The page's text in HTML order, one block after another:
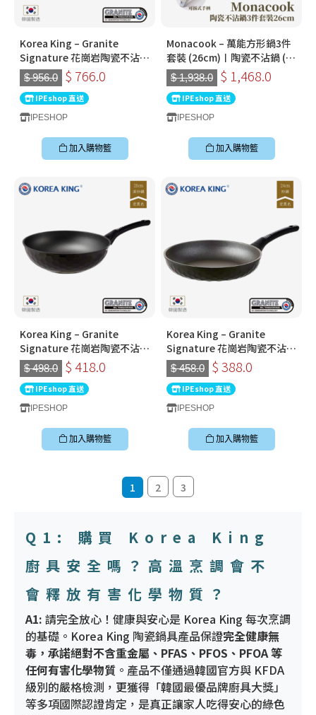
Korea King – Granite
Signature 花崗岩陶瓷不沾鍋
套裝〡28cm 深炒鍋 + 24cm
平底鍋〡經典炭黑色
$ 956.0 $ 766.0
IPEshop 直送
IPESHOP
加入購物籃
Monacook – 萬能方形鍋3件
套裝 (26cm)〡陶瓷不沾鍋 (米
白色) | 韓國製可拆式手柄鍋
$ 1,938.0 $ 1,468.0
IPEshop 直送
IPESHOP
加入購物籃
Korea King – Granite
Signature 花崗岩陶瓷不沾鍋
〡28cm深炒鍋 〡經典炭黑色
〡韓國製易潔鑊
$ 498.0 $ 418.0
IPEshop 直送
IPESHOP
加入購物籃
Korea King – Granite
Signature 花崗岩陶瓷不沾鍋
〡24cm平底鍋〡經典炭黑色
〡韓國製易潔鑊
$ 458.0 $ 388.0
IPEshop 直送
IPESHOP
加入購物籃
1 2 3
Q1: 購買 Korea King
廚具安全嗎？高溫烹調會不
會釋放有害化學物質？
A1: 請完全放心！健康與安心是 Korea King 每次烹調
的基礎。Korea King 陶瓷鍋具產品保證完全健康無
毒，承諾絕對不含重金屬、PFAS、PFOS、PFOA 等
任何有害化學物質 。產品不僅通過韓國官方與 KFDA
級別的嚴格檢測，更獲得「韓國最優品牌廚具大獎」
等多項國際認證肯定，是真正讓家人吃得安心的綠色